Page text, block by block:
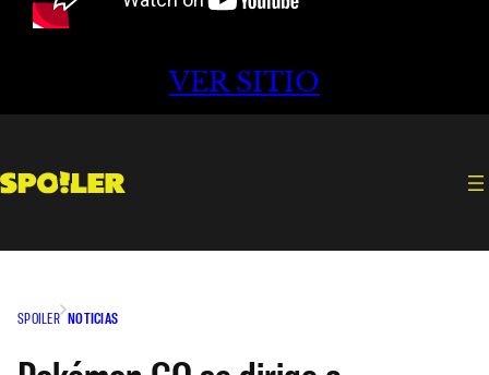
VER SITIO
SPOILER NOTICIAS